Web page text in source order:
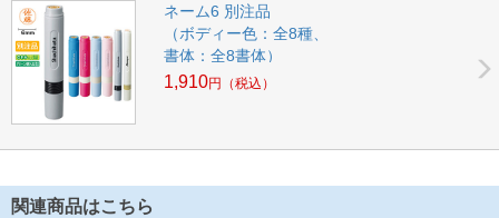
ネーム6 別注品
（ボディー色：全8種、
書体：全8書体）
1,910円 （税込）
関連商品はこちら